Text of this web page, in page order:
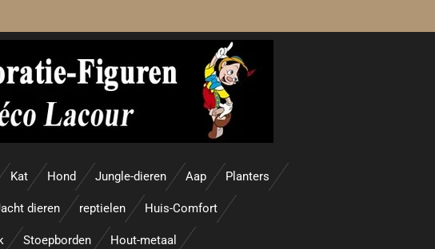
Kat Hond Jungle-dieren Aap Planters
dieren reptielen Huis-Comfort
Stoepborden Hout-metaal